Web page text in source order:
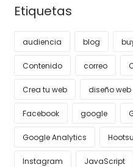
Etiquetas
audiencia blog
Contenido correo
Crea tu web diseño web
Facebook google
Google Analytics
Instagram JavaScript